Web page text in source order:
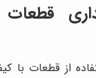
قطعات
از قطعات با